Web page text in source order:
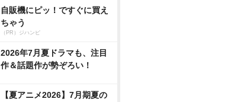
自販機にピッ！ですぐに買え
ちゃう
（PR）ジハンピ
2026年7月夏ドラマも、注目
作＆話題作が勢ぞろい！
【夏アニメ2026】7月期夏の